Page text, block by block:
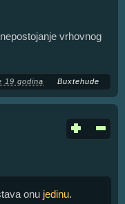
vrhovnog
19 godina Buxtehude
onu jedinu.